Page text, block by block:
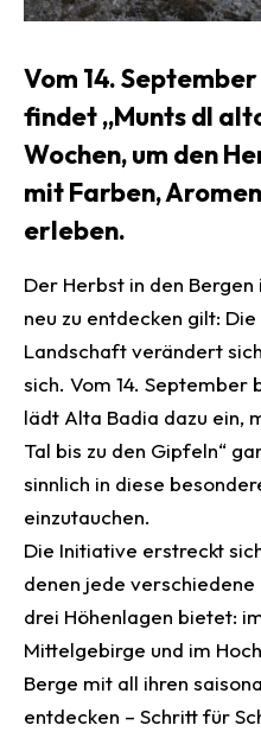
Vom 14.
findet „Munts dl
Wochen, um den
mit Farben,
erleben.
Der Herbst in den
neu zu entdecken gilt:
Landschaft verändert
sich. Vom 14. September
lädt Alta Badia dazu ein,
Tal bis zu den Gipfeln“
sinnlich in diese
einzutauchen.
Die Initiative erstreckt
denen jede
drei Höhenlagen bietet:
Mittelgebirge und im
Berge mit all ihren
entdecken – Schritt für